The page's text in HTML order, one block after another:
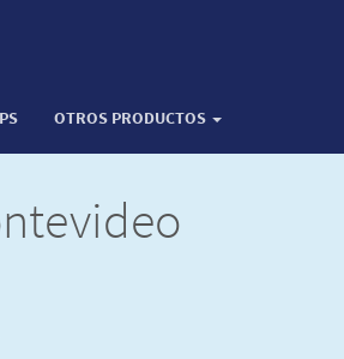
OTROS PRODUCTOS